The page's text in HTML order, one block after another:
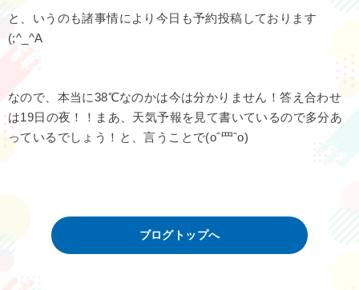
と、いうのも諸事情により今日も予約投稿しております
(;^_^A
なので、本当に38℃なのかは今は分かりません！答え合わせ
は19日の夜！！まあ、天気予報を見て書いているので多分あ
っているでしょう！と、言うことで(oˆ罒ˆo)
ブログトップへ